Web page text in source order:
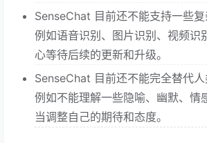
SenseChat 目前还不能支持一些复
例如语音识别、图片识别、视频识
心等待后续的更新和升级。
SenseChat 目前还不能完全替代人
例如不能理解一些隐喻、幽默、情
当调整自己的期待和态度。